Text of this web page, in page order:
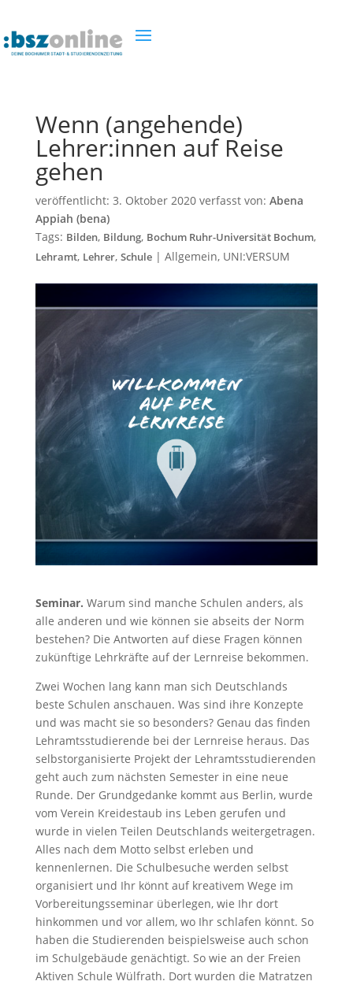
Wenn (angehende)
Lehrer:innen auf Reise
gehen
veröffentlicht: 3. Oktober 2020verfasst von: Abena
Appiah (bena)
Tags: Bilden, Bildung, Bochum Ruhr-Universität Bochum,
Lehramt, Lehrer, Schule| Allgemein, UNI:VERSUM
Seminar. Warum sind manche Schulen anders, als
alle anderen und wie können sie abseits der Norm
bestehen? Die Antworten auf diese Fragen können
zukünftige Lehrkräfte auf der Lernreise bekommen.
Zwei Wochen lang kann man sich Deutschlands
beste Schulen anschauen. Was sind ihre Konzepte
und was macht sie so besonders? Genau das finden
Lehramtsstudierende bei der Lernreise heraus. Das
selbstorganisierte Projekt der Lehramtsstudierenden
geht auch zum nächsten Semester in eine neue
Runde. Der Grundgedanke kommt aus Berlin, wurde
vom Verein Kreidestaub ins Leben gerufen und
wurde in vielen Teilen Deutschlands weitergetragen.
Alles nach dem Motto selbst erleben und
kennenlernen. Die Schulbesuche werden selbst
organisiert und Ihr könnt auf kreativem Wege im
Vorbereitungsseminar überlegen, wie Ihr dort
hinkommen und vor allem, wo Ihr schlafen könnt. So
haben die Studierenden beispielsweise auch schon
im Schulgebäude genächtigt. So wie an der Freien
Aktiven Schule Wülfrath. Dort wurden die Matratzen